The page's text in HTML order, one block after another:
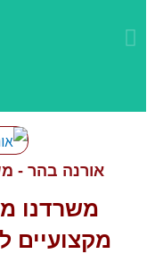
אורנה בהר -
משרדנו
מקצועיים